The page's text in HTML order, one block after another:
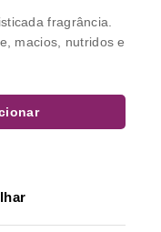
fragrância.
macios, nutridos e